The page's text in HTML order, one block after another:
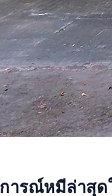
ารณ์หมีล่าสุ